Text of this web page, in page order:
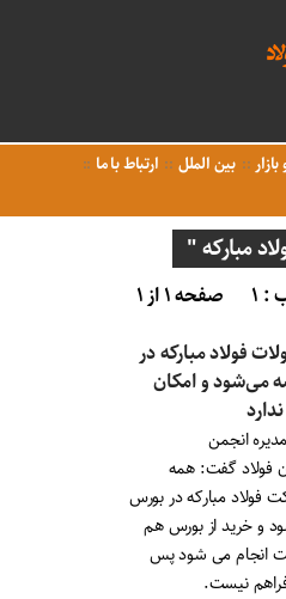
بین الملل
ارتباط با ما
مبارکه "
۱
صفحه ۱ از ۱
فولاد مبارکه در
می‌شود و امکان
انجمن
فولاد گفت: همه
فولاد مبارکه در بورس
و خرید از بورس هم
انجام می شود پس
نیست.